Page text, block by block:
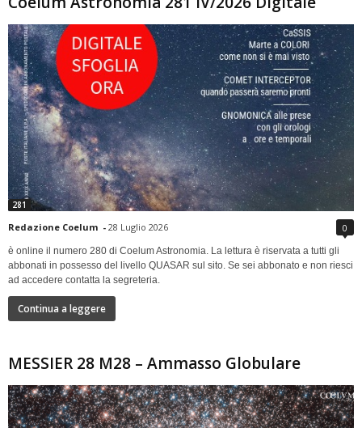
281
Redazione Coelum - 28 Luglio 2026 0
è online il numero 280 di Coelum Astronomia. La lettura è riservata a tutti gli
abbonati in possesso del livello QUASAR sul sito. Se sei abbonato e non riesci
ad accedere contatta la segreteria.
Continua a leggere
MESSIER 28 M28 – Ammasso Globulare